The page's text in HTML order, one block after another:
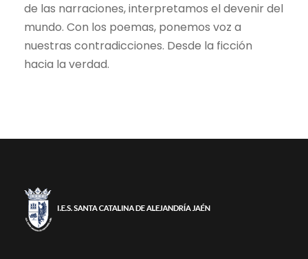
de las narraciones, interpretamos el devenir del
mundo. Con los poemas, ponemos voz a
nuestras contradicciones. Desde la ficción
hacia la verdad.